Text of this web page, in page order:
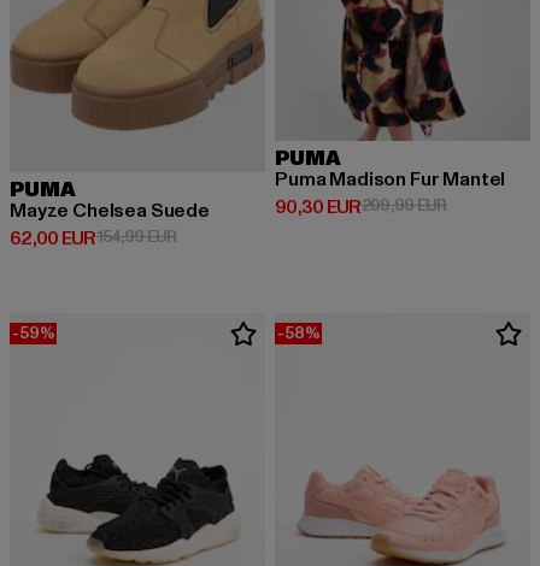
PUMA
Mayze Chelsea Suede
62,00 EUR
Derzeitiger Preis: 62,00 EUR
154,99 EURAktionspreis: 154,99 EUR
PUMA
Puma Madison Fur Mantel
90,30 EUR
Derzeitiger Preis: 90,30 EUR
209,99 EUR
-59% -58%